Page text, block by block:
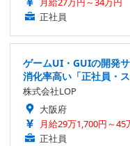
正社員
ゲームUI・GUIの開発
消化率高い「正社員・
株式会社LOP
大阪府
月給29万1,700円～45
正社員